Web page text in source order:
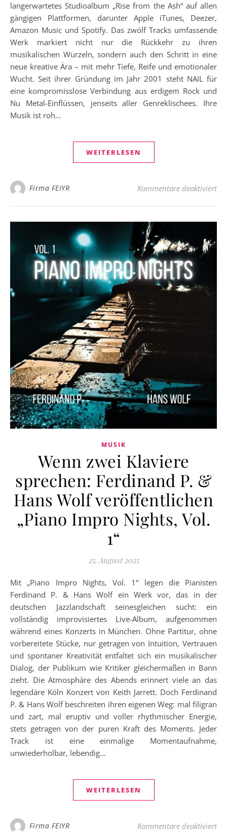
langerwartetes Studioalbum „Rise from the Ash“ auf allen
gängigen Plattformen, darunter Apple iTunes, Deezer,
Amazon Music und Spotify. Das zwölf Tracks umfassende
Werk markiert nicht nur die Rückkehr zu ihren
musikalischen Wurzeln, sondern auch den Schritt in eine
neue kreative Ära – mit mehr Tiefe, Reife und emotionaler
Wucht. Seit ihrer Gründung im Jahr 2001 steht NAIL für
eine kompromisslose Verbindung aus erdigem Rock und
Nu Metal-Einflüssen, jenseits aller Genreklischees. Ihre
Musik ist roh…
WEITERLESEN
Firma FEIYR Kommentare deaktiviertfür
MUSIK
Wenn zwei Klaviere
sprechen: Ferdinand P. &
Hans Wolf veröffentlichen
„Piano Impro Nights, Vol.
1“
25. August 2025
Mit „Piano Impro Nights, Vol. 1“ legen die Pianisten
Ferdinand P. & Hans Wolf ein Werk vor, das in der
deutschen Jazzlandschaft seinesgleichen sucht: ein
vollständig improvisiertes Live-Album, aufgenommen
während eines Konzerts in München. Ohne Partitur, ohne
vorbereitete Stücke, nur getragen von Intuition, Vertrauen
und spontaner Kreativität entfaltet sich ein musikalischer
Dialog, der Publikum wie Kritiker gleichermaßen in Bann
zieht. Die Atmosphäre des Abends erinnert viele an das
legendäre Köln Konzert von Keith Jarrett. Doch Ferdinand
P. & Hans Wolf beschreiten ihren eigenen Weg: mal filigran
und zart, mal eruptiv und voller rhythmischer Energie,
stets getragen von der puren Kraft des Moments. Jeder
Track ist eine einmalige Momentaufnahme,
unwiederholbar, lebendig…
WEITERLESEN
Firma FEIYR Kommentare deaktiviertfür